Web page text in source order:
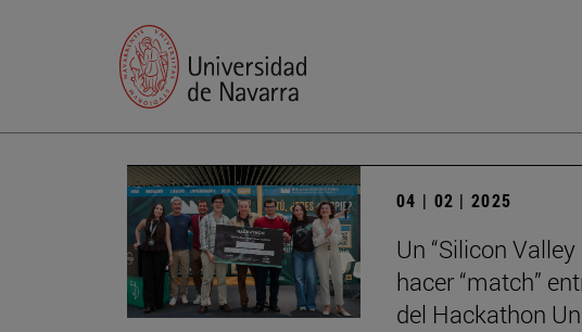
04 | 02 | 2025
Un “Silicon
hacer “match”
del Hackathon